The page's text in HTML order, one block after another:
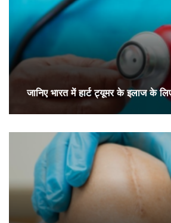
जानिए भारत में हार्ट ट्यूमर के इलाज के